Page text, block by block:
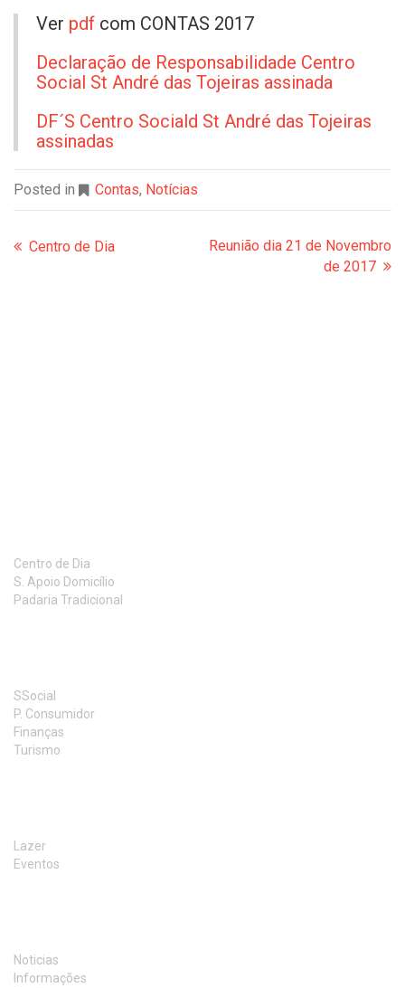
Ver pdf com CONTAS 2017
Declaração de Responsabilidade Centro
Social St André das Tojeiras assinada
DF´S Centro Sociald St André das Tojeiras
assinadas
Posted in Contas, Notícias
Centro de Dia
Reunião dia 21 de Novembro
de 2017
Centro de Dia
S. Apoio Domicílio
Padaria Tradicional
SSocial
P. Consumidor
Finanças
Turismo
Lazer
Eventos
Noticias
Informações